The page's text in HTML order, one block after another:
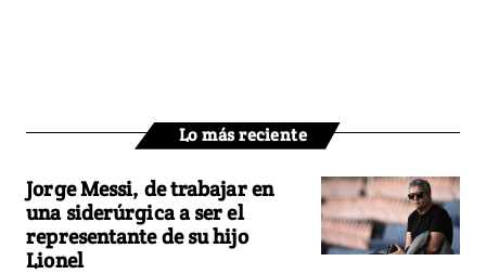
Lo más reciente
Jorge Messi, de trabajar en
una siderúrgica a ser el
representante de su hijo
Lionel